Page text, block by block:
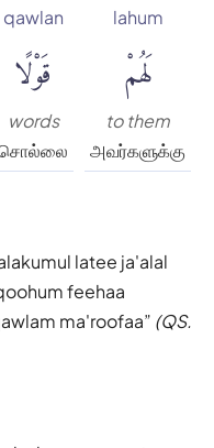
lahum
لَهُمْ
to them
அவர்களுக்கு
qawlan
قَوْلًا
words
latee ja'alal
feehaa
ma'roofaa (QS.